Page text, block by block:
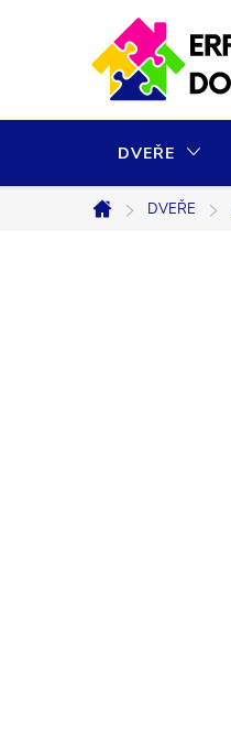
DVEŘE
Domů
DVEŘE